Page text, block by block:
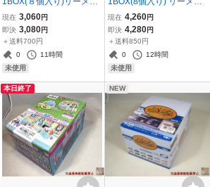
ト『LittleTwinStars キラ
キラゆめいろバスタイム
』★新品未開封★
現在 3,060円
即決 3,080円
＋送料700円
0
11時間
未使用
ト『銘酒専門 富士丸酒店
～もう1杯～』新品未開封
現在 4,260円
即決 4,280円
＋送料850円
0
12時間
未使用
本日終了 NEW